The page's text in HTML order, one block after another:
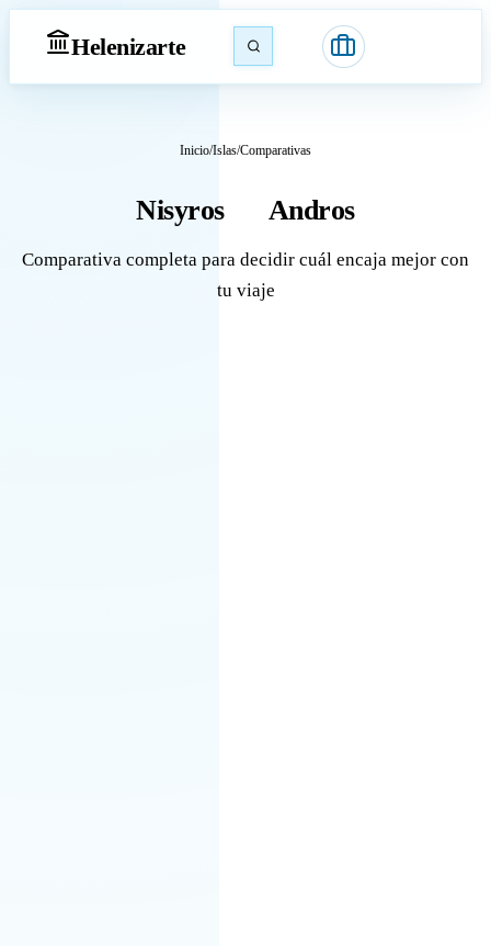
Helenizarte
Inicio/Islas/Comparativas
Nisyros Andros
Comparativa completa para decidir cuál encaja mejor con
tu viaje